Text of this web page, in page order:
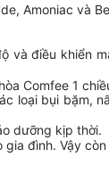
Amoniac và
điều khiển
loại bụi bặm,
dưỡng kịp thời.
đình. Vậy